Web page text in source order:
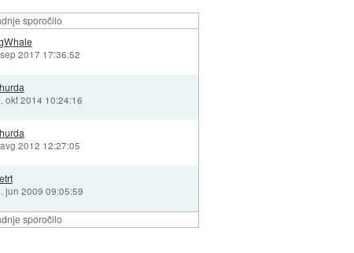
sporočilo
sporočilo
2017 17:36:52
okt 2014 10:24:16
2012 12:27:05
jun 2009 09:05:59